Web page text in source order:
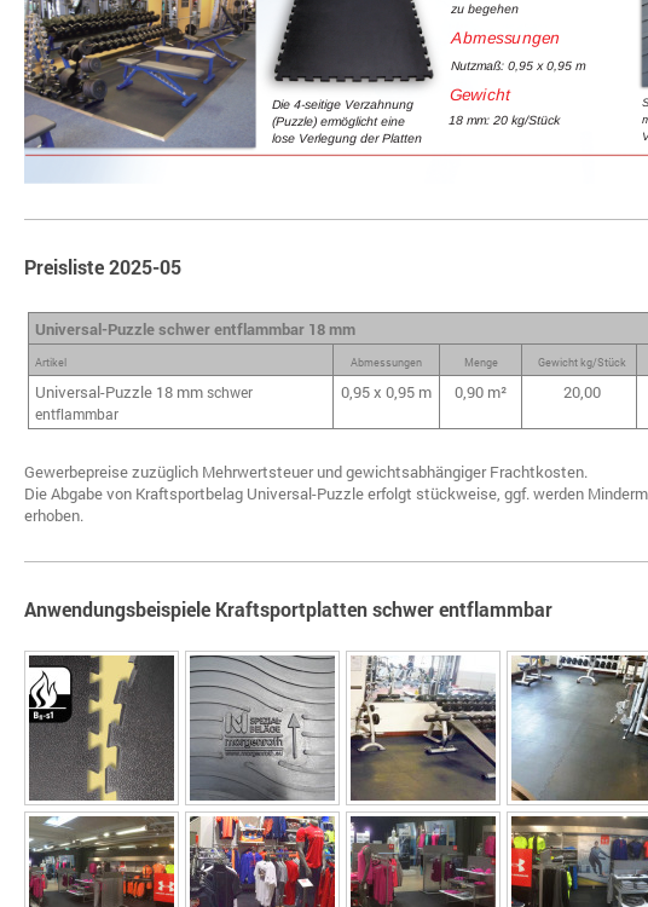
Preisliste 2025-05
Universal-Puzzle schwer entflammbar 18 mm
Artikel Abmessungen Menge Gewicht kg/Stück
Universal-Puzzle 18 mmschwer
entflammbar
0,95 x 0,95 m 0,90 m² 20,00
Gewerbepreise zuzüglich Mehrwertsteuer und gewichtsabhängiger Frachtkosten .
Die Abgabe von Kraftsportbelag Universal-Puzzle erfolgt stückweise, ggf. werden
erhoben.
Anwendungsbeispiele Kraftsportplatten schwer entflammbar